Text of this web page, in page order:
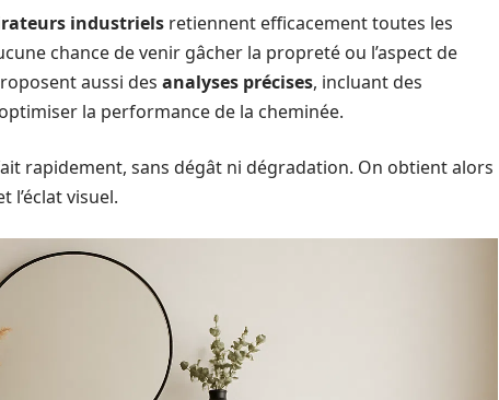
industriels retiennent efficacement toutes les
chance de venir gâcher la propreté ou l’aspect de
aussi des analyses précises, incluant des
la performance de la cheminée.
rapidement, sans dégât ni dégradation. On obtient alors
l’éclat visuel.